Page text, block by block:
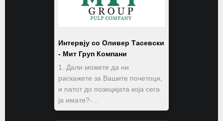
Интервју со Оливер Тасевски
- Мит Груп Компани
1. Дали можете да ни
раскажете за Вашите почетоци,
и патот до позицијата која сега
ја имате?-...